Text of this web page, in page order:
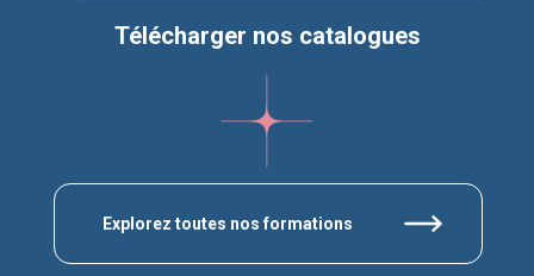
Explorez toutes nos formations
Télécharger nos catalogues